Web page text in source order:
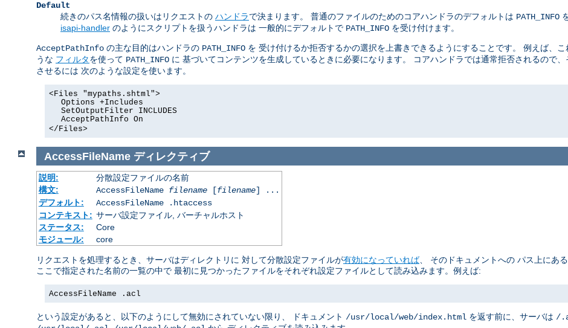
Default
続きのパス名情報の扱いはリクエストの ハンドラで決まります。 普通のファイルのためのコアハンドラのデフォルトは PATH_INFO
isapi-handler のようにスクリプトを扱うハンドラは 一般的にデフォルトで PATH_INFO を受け付けます。
AcceptPathInfo の主な目的はハンドラの PATH_INFO を 受け付けるか拒否するかの選択を上書きできるようにすることです。 例えば、
うな フィルタを使って PATH_INFO に 基づいてコンテンツを生成しているときに必要になります。 コアハンドラでは通常拒否されるので
させるには 次のような設定を使います。
<Files "mypaths.shtml">
Options +Includes
SetOutputFilter INCLUDES
AcceptPathInfo On
</Files>
AccessFileName ディレクティブ
説明:
分散設定ファイルの名前
構文:
AccessFileName filename[filename] ...
デフォルト:
AccessFileName .htaccess
コンテキスト: サーバ設定ファイル, バーチャルホスト
ステータス:
Core
モジュール:
core
リクエストを処理するとき、サーバはディレクトリに 対して分散設定ファイルが有効になっていれば、 そのドキュメントへの パス上にあ
ここで指定された名前の一覧の中で 最初に見つかったファイルをそれぞれ設定ファイルとして読み込みます。例えば:
AccessFileName .acl
という設定があると、以下のようにして無効にされていない限り、 ドキュメント /usr/local/web/index.html を返す前に、サーバは /